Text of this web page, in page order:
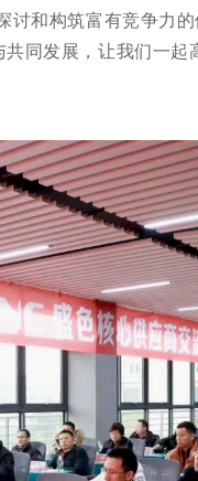
讨和构筑富有竞争力
我们一起高效